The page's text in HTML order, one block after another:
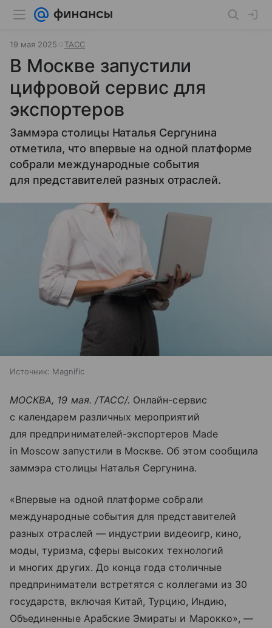
19 мая 2025 ТАСС
В Москве запустили
цифровой сервис для
экспортеров
Заммэра столицы Наталья Сергунина
отметила, что впервые на одной платформе
собрали международные события
для представителей разных отраслей.
Источник: Magnific
МОСКВА, 19 мая. /ТАСС/. Онлайн-сервис
с календарем различных мероприятий
для предпринимателей-экспортеров Made
in Moscow запустили в Москве. Об этом сообщила
заммэра столицы Наталья Сергунина.
«Впервые на одной платформе собрали
международные события для представителей
разных отраслей — индустрии видеоигр, кино,
моды, туризма, сферы высоких технологий
и многих других. До конца года столичные
предприниматели встретятся с коллегами из 30
государств, включая Китай, Турцию, Индию,
Объединенные Арабские Эмираты и Марокко», —